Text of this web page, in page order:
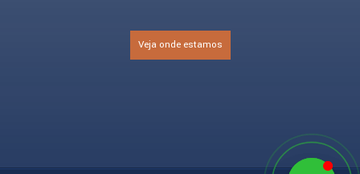
Veja onde estamos